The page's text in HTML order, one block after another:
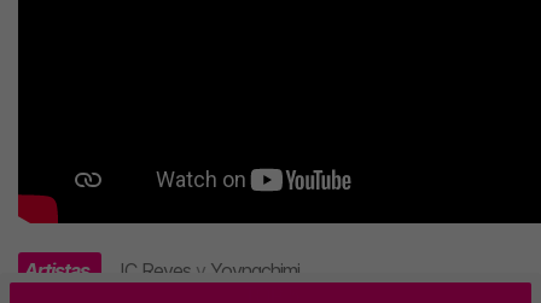
Artistas JC Reyes y Yovngchimi